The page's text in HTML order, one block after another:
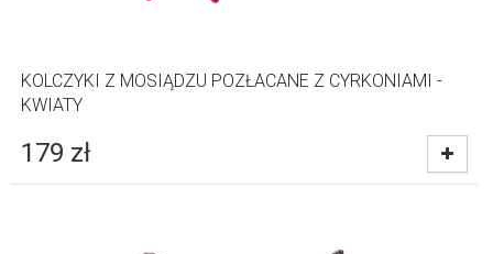
KOLCZYKI Z MOSIĄDZU POZŁACANE Z CYRKONIAMI -
KWIATY
179 zł